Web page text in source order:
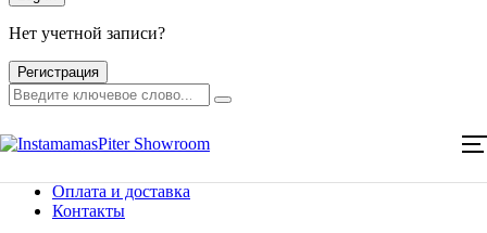
Нет учетной записи?
Регистрация
Мероприятия
Каталог товаров
Оплата и доставка
Контакты